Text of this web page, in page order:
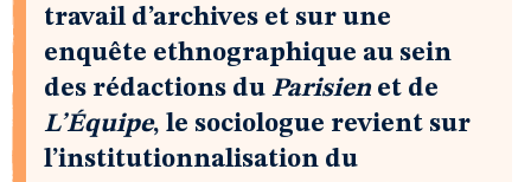
travail d’archives et sur une
enquête ethnographique au sein
des rédactions du Parisien et de
L’Équipe, le sociologue revient sur
l’institutionnalisation du